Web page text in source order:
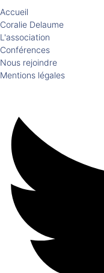
Accueil
Coralie Delaume
L'association
Conférences
Nous rejoindre
Mentions légales